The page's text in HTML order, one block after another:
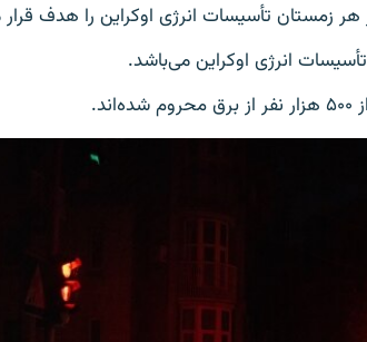
هر زمستان تأسیسات انرژی اوکراین را هدف
انرژی اوکراین می‌باشد.